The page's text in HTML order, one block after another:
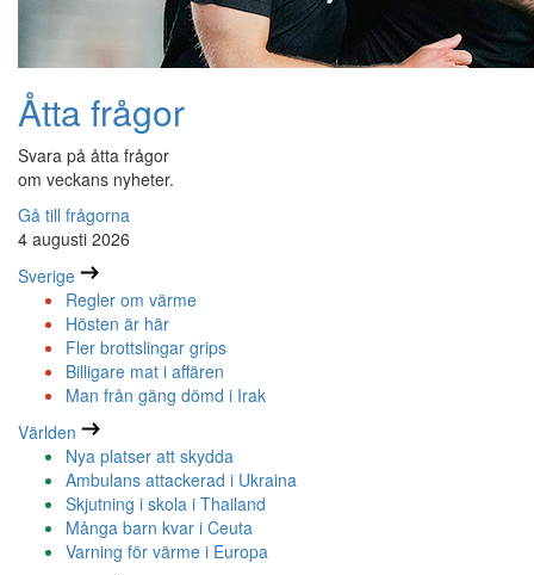
Åtta frågor
Svara på åtta frågor
om veckans nyheter.
Gå till frågorna
4 augusti 2026
Sverige
Regler om värme
Hösten är här
Fler brottslingar grips
Billigare mat i affären
Man från gäng dömd i Irak
Världen
Nya platser att skydda
Ambulans attackerad i Ukraina
Skjutning i skola i Thailand
Många barn kvar i Ceuta
Varning för värme i Europa